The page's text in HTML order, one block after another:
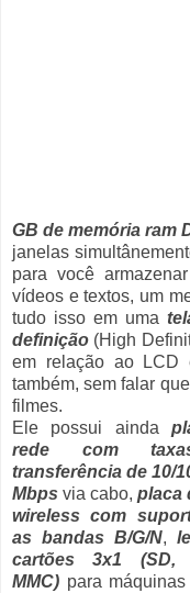
GB de memória ram
janelas
para você
vídeos e textos, um
tudo isso em uma
definição (High
em relação ao LCD
também, sem falar
filmes.
Ele possui ainda
rede com
transferência de 10/
Mbps via cabo, placa
wireless com
as bandas B/G/N,
cartões 3x1 (SD,
MMC) para